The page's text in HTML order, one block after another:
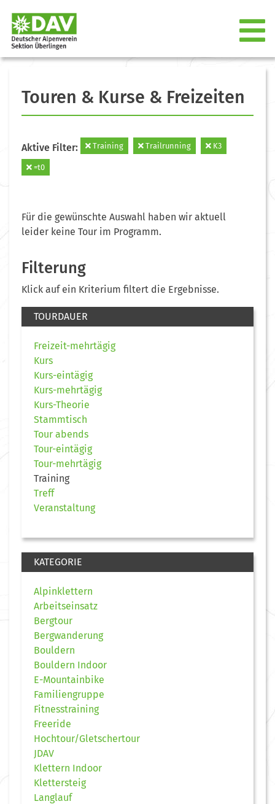
Touren & Kurse & Freizeiten
Aktive Filter: Training Trailrunning K3
=t0
Für die gewünschte Auswahl haben wir aktuell
leider keine Tour im Programm.
Filterung
Klick auf ein Kriterium filtert die Ergebnisse.
TOURDAUER
Freizeit-mehrtägig
Kurs
Kurs-eintägig
Kurs-mehrtägig
Kurs-Theorie
Stammtisch
Tour abends
Tour-eintägig
Tour-mehrtägig
Training
Treff
Veranstaltung
KATEGORIE
Alpinklettern
Arbeitseinsatz
Bergtour
Bergwanderung
Bouldern
Bouldern Indoor
E-Mountainbike
Familiengruppe
Fitnesstraining
Freeride
Hochtour/Gletschertour
JDAV
Klettern Indoor
Klettersteig
Langlauf